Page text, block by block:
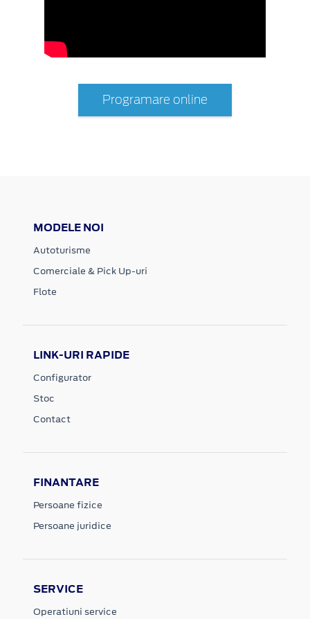
Programare online
MODELE NOI
Autoturisme
Comerciale & Pick Up-uri
Flote
LINK-URI RAPIDE
Configurator
Stoc
Contact
FINANTARE
Persoane fizice
Persoane juridice
SERVICE
Operatiuni service